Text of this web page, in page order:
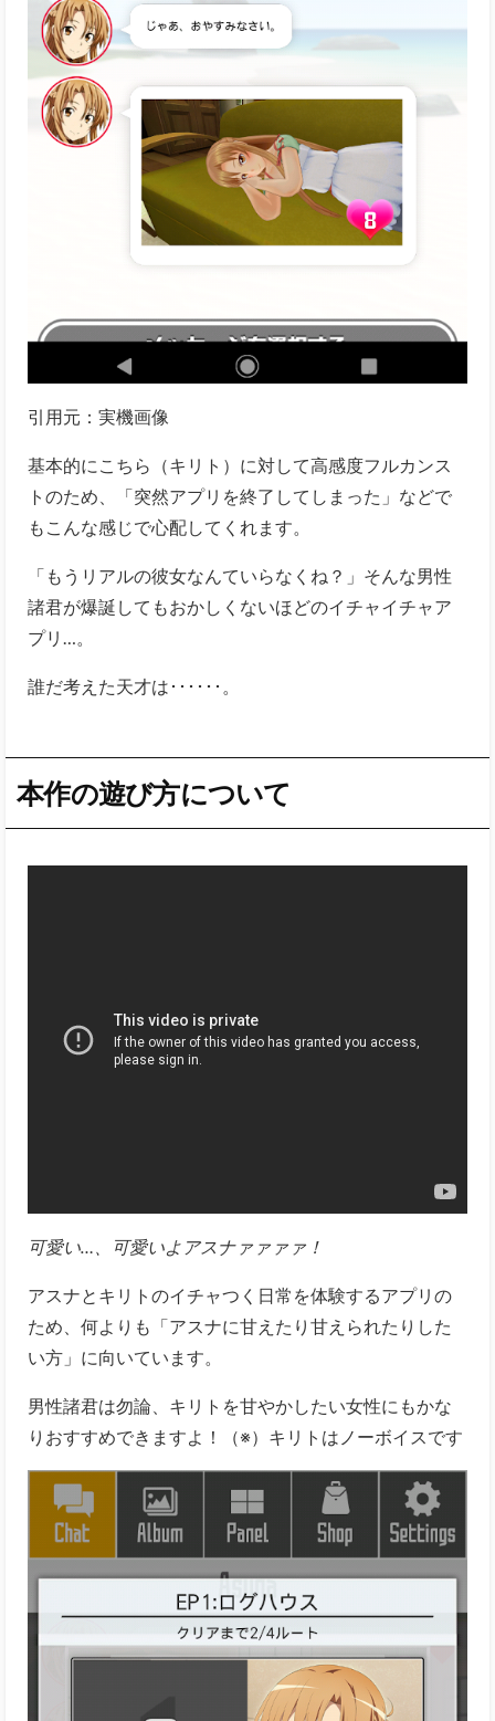
基本的にこちら（キリト）に対して高感度フルカンス
トのため、「突然アプリを終了してしまった」などで
もこんな感じで心配してくれます。
諸君が爆誕してもおかしくないほどのイチャイチャア
プリ…。
本作の遊び方について
ため、何よりも「アスナに甘えたり甘えられたりした
い方」に向いています。
りおすすめできますよ！（※）キリトはノーボイスです